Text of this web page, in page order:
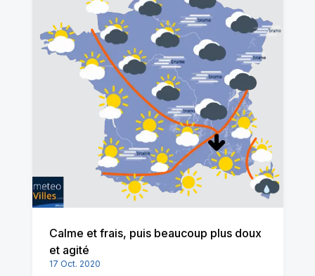
Calme et frais, puis beaucoup plus doux
et agité
17 Oct. 2020